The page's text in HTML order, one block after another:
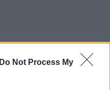
Do Not Process My